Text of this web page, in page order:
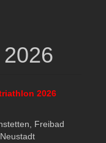
2026
Freibad